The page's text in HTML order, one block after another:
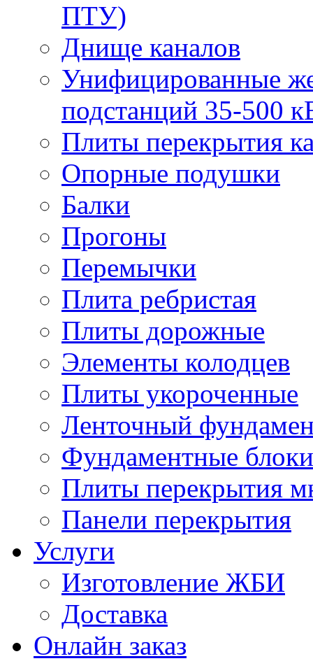
ПТУ)
Днище каналов
Унифицированные
подстанций 35-500
Плиты перекрытия
Опорные подушки
Балки
Прогоны
Перемычки
Плита ребристая
Плиты дорожные
Элементы колодцев
Плиты укороченные
Ленточный
Фундаментные блоки
Плиты перекрытия
Панели перекрытия
Услуги
Изготовление ЖБИ
Доставка
Онлайн заказ